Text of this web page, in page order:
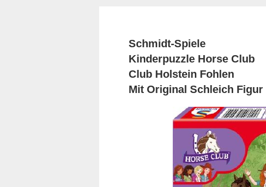
Schmidt-Spiele
Kinderpuzzle Horse Club
Club Holstein Fohlen
Mit Original Schleich Figur